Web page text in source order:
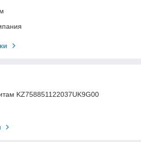
KZ758851122037UK9G00